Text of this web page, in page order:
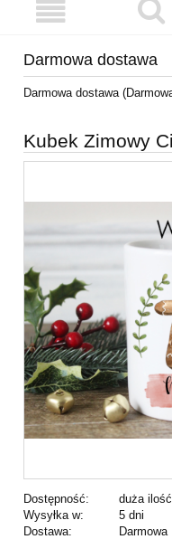
Darmowa dostawa
Darmowa dostawa
Kubek Zimowy
Dostępność:
duża ilość
Wysyłka w:
5 dni
Dostawa:
Darmowa
Cena nie zawiera